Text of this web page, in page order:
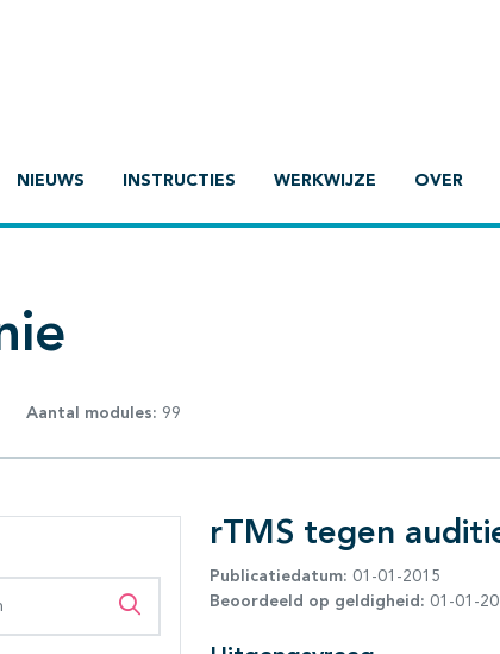
NIEUWS INSTRUCTIES WERKWIJZE OVER
Aantal modules: 99
Zoeken binnen deze richtlijn
rTMS tegen
Publicatiedatum: 01-01-2015
Beoordeeld op geldigheid: 01-01-